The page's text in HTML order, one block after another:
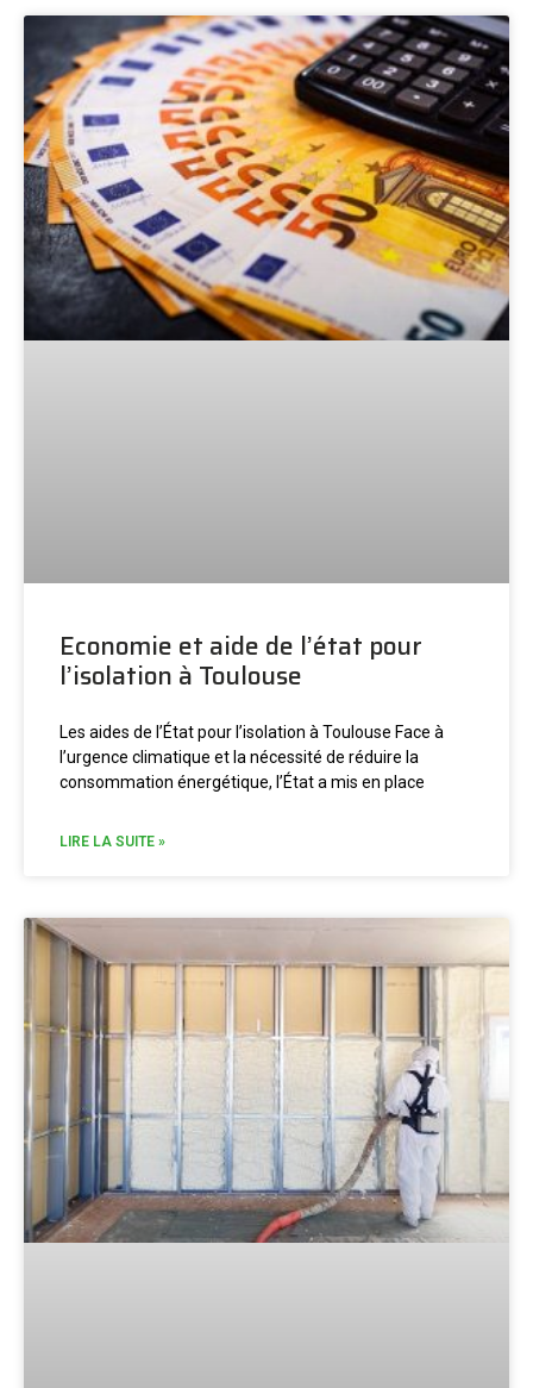
Economie et aide de l’état pour
l’isolation à Toulouse
Les aides de l’État pour l’isolation à Toulouse Face à
l’urgence climatique et la nécessité de réduire la
consommation énergétique, l’État a mis en place
LIRE LA SUITE »